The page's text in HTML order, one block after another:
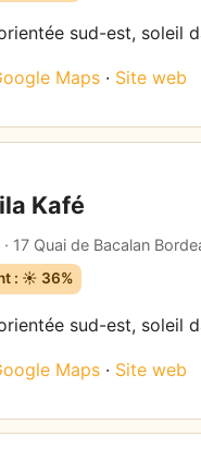
sud-est, soleil
Maps · Site web
Kafé
17 Quai de Bacalan
: ☀️ 36%
sud-est, soleil
Maps · Site web